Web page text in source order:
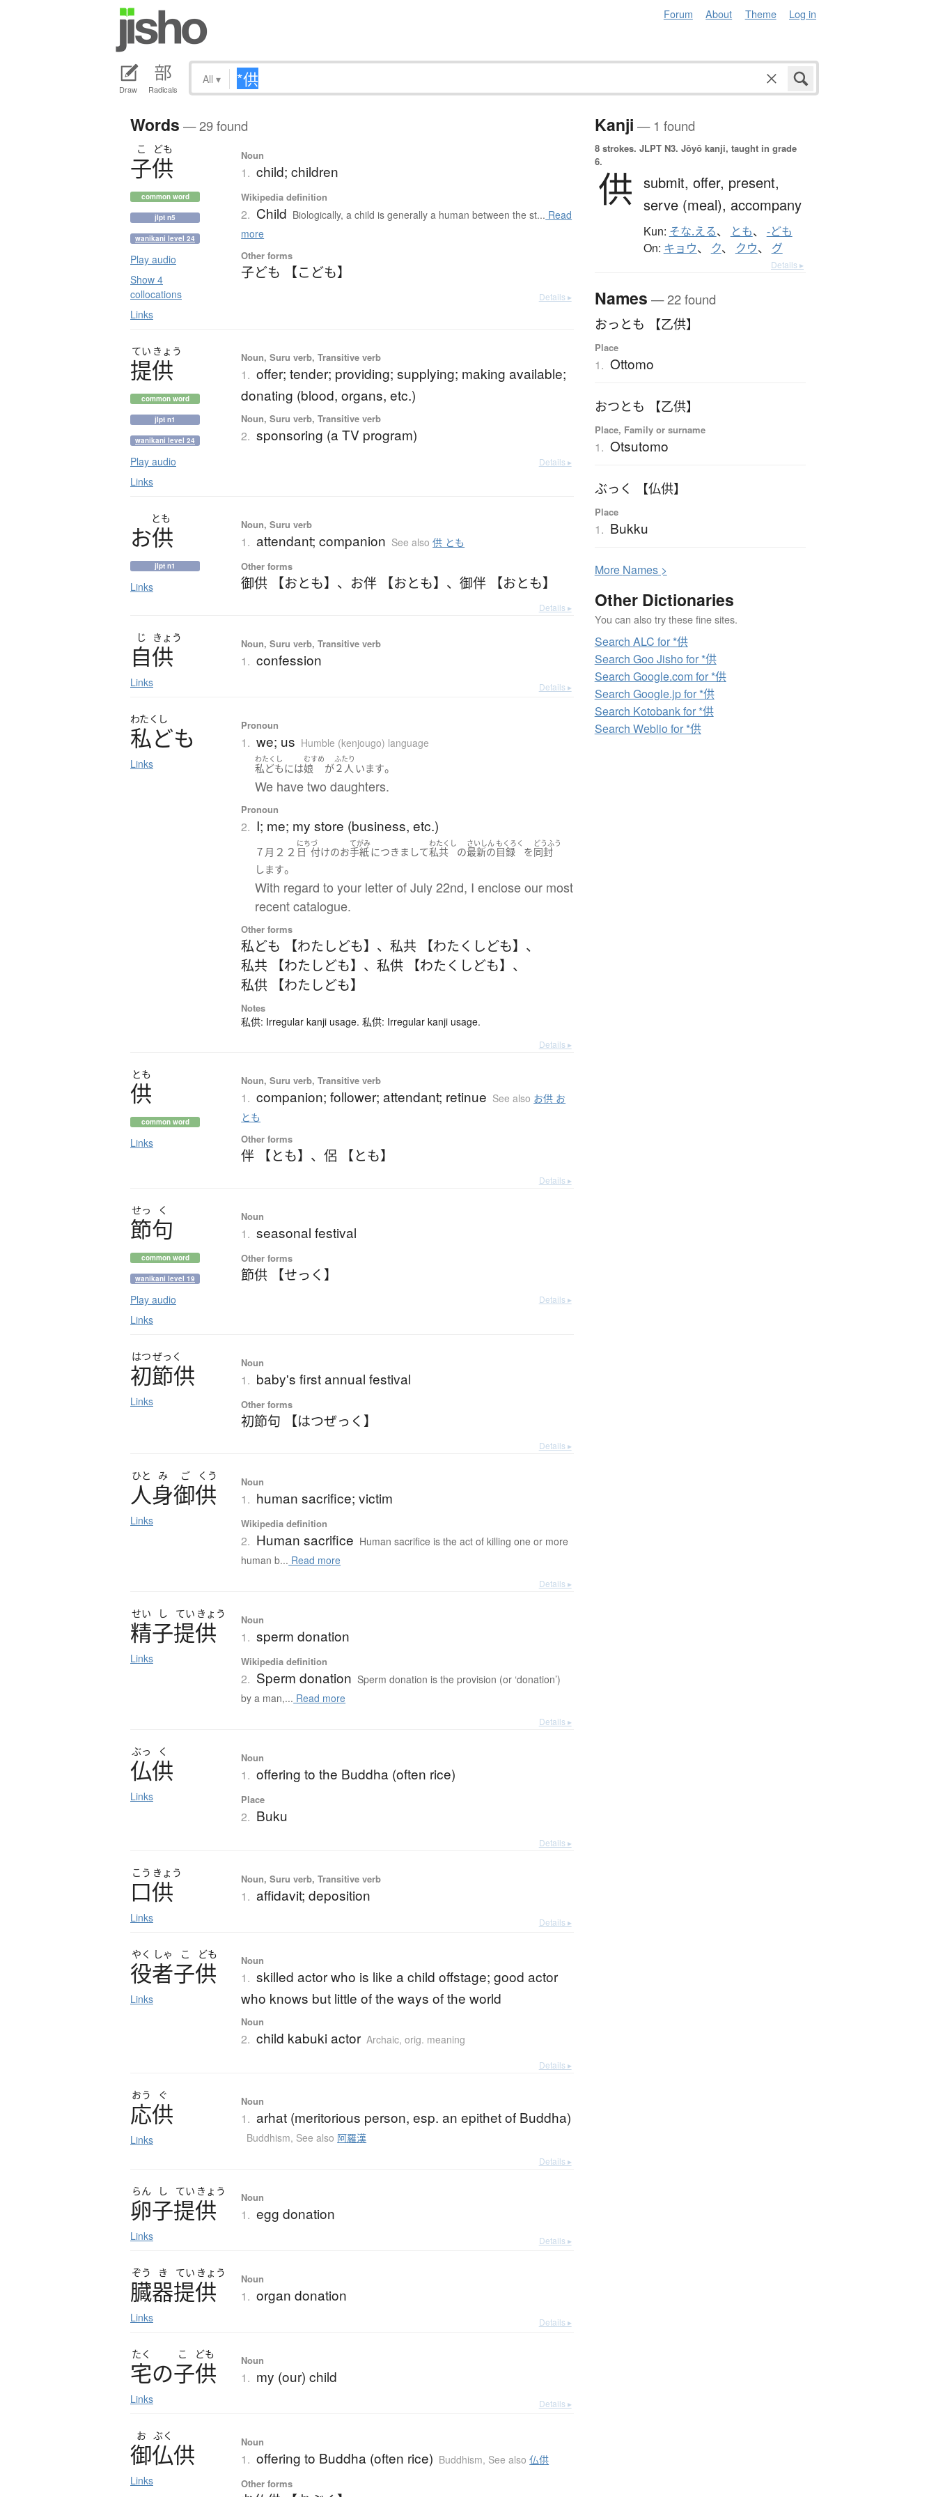
Forum About Theme Log in
Draw Radicals
All ▾
Words — 29 found
こ ども
子供
common word
jlpt n5
wanikani level 24
Play audio
Show 4
collocations
Links
Noun
1. child; children
Wikipedia definition
2. Child Biologically, a child is generally a human between the st... Read
more
Other forms
子ども 【こども】
Details ▸
てい きょう
提供
common word
jlpt n1
wanikani level 24
Play audio
Links
Noun, Suru verb, Transitive verb
1. offer; tender; providing; supplying; making available;
donating (blood, organs, etc.)
Noun, Suru verb, Transitive verb
2. sponsoring (a TV program)
Details ▸
とも
お供
jlpt n1
Links
Noun, Suru verb
1. attendant; companion See also供 とも
Other forms
御供 【おとも】 、 お伴 【おとも】 、御伴 【おとも】
Details ▸
じ きょう
自供
Links
Noun, Suru verb, Transitive verb
1. confession
Details ▸
わたくし
私ども
Links
Pronoun
1. we; us Humble (kenjougo) language
わたくし
私どもには
むすめ
娘 が
ふたり
２人 います。
We have two daughters.
Pronoun
2. I; me; my store (business, etc.)
７月 ２２
にち
日
づ
付けのお
てがみ
手紙につきまして
わたくし
私共 の
さいしん
最新の
もくろく
目録 を
どうふう
同封
します。
With regard to your letter of July 22nd, I enclose our most
recent catalogue.
Other forms
私ども 【わたしども】 、私共 【わたくしども】 、
私共 【わたしども】 、私供 【わたくしども】 、
私供 【わたしども】
Notes
私供: Irregular kanji usage. 私供: Irregular kanji usage.
Details ▸
とも
供
common word
Links
Noun, Suru verb, Transitive verb
1. companion; follower; attendant; retinue See also お供 お
とも
Other forms
伴 【とも】 、侶 【とも】
Details ▸
せっ く
節句
common word
wanikani level 19
Play audio
Links
Noun
1. seasonal festival
Other forms
節供 【せっく】
Details ▸
はつぜっく
初節供
Links
Noun
1. baby's first annual festival
Other forms
初節句 【はつぜっく】
Details ▸
ひと み ご くう
人身御供
Links
Noun
1. human sacrifice; victim
Wikipedia definition
2. Human sacrifice Human sacrifice is the act of killing one or more
human b... Read more
Details ▸
せい し てい きょう
精子提供
Links
Noun
1. sperm donation
Wikipedia definition
2. Sperm donation Sperm donation is the provision (or ‘donation’)
by a man,... Read more
Details ▸
ぶっ く
仏供
Links
Noun
1. offering to the Buddha (often rice)
Place
2. Buku
Details ▸
こう きょう
口供
Links
Noun, Suru verb, Transitive verb
1. affidavit; deposition
Details ▸
やく しゃ こ ども
役者子供
Links
Noun
1. skilled actor who is like a child offstage; good actor
who knows but little of the ways of the world
Noun
2. child kabuki actor Archaic,orig. meaning
Details ▸
おう ぐ
応供
Links
Noun
1. arhat (meritorious person, esp. an epithet of Buddha)
Buddhism, See also 阿羅漢
Details ▸
らん し てい きょう
卵子提供
Links
Noun
1. egg donation
Details ▸
ぞう き てい きょう
臓器提供
Links
Noun
1. organ donation
Details ▸
たく こ ども
宅の子供
Links
Noun
1. my (our) child
Details ▸
お ぶく
御仏供
Links
Noun
1. offering to Buddha (often rice) Buddhism, See also仏供
Other forms
Kanji — 1 found
8 strokes. JLPT N3. Jōyō kanji, taught in grade
6.
供 submit, offer, present,
serve (meal), accompany
Kun: そな.える、 とも、 -ども
On: キョウ、 ク、 クウ、 グ
Details ▸
Names — 22 found
おっとも 【乙供】
Place
1. Ottomo
おつとも 【乙供】
Place, Family or surname
1. Otsutomo
ぶっく 【仏供】
Place
1. Bukku
More Names >
Other Dictionaries
You can also try these fine sites.
Search ALC for *供
Search Goo Jisho for *供
Search Google.com for *供
Search Google.jp for *供
Search Kotobank for *供
Search Weblio for *供